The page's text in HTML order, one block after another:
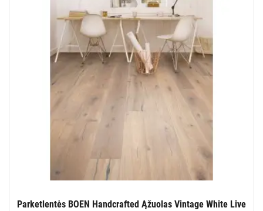
Parketlentės BOEN Handcrafted Ąžuolas Vintage White Live